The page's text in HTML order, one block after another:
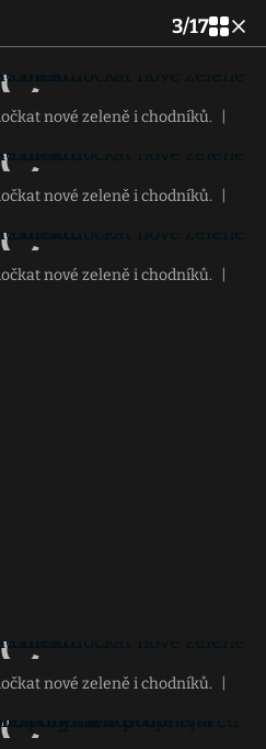
3/17
nové zeleně i chodníků.
nové zeleně i chodníků.
nové zeleně i chodníků.
nové zeleně i chodníků.